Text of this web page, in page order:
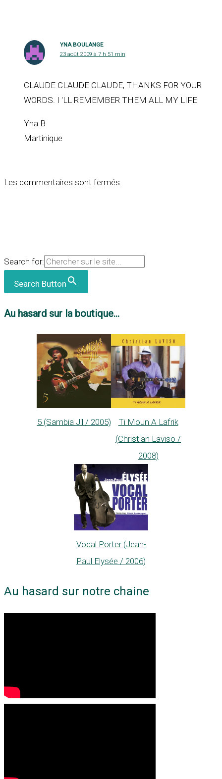
YNA BOULANGE
23 août 2009 à 7 h 51 min
CLAUDE CLAUDE CLAUDE, THANKS FOR YOUR
WORDS. I 'LL REMEMBER THEM ALL MY LIFE
Yna B
Martinique
Les commentaires sont fermés.
Search for:
Search Button
Au hasard sur la boutique...
5 (Sambia Jil / 2005)
Ti Moun A Lafrik
(Christian Laviso /
2008)
Vocal Porter (Jean-
Paul Elysée / 2006)
Au hasard sur notre chaine